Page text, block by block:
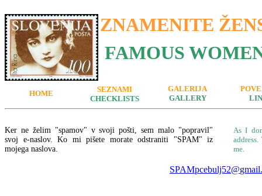
ZNAMENITE
FAMOUS
HOME
SEZNAMI
CHECKLISTS
GALERIJA
GALLERY
Ker ne želim"spamov" v svoji pošti, sem malo "popravil"
svoj e-naslov. Ko mi pišete morate odstraniti "SPAM" iz
mojega naslova.
As I
address.
me.
SPAMpcebulj52@gmail